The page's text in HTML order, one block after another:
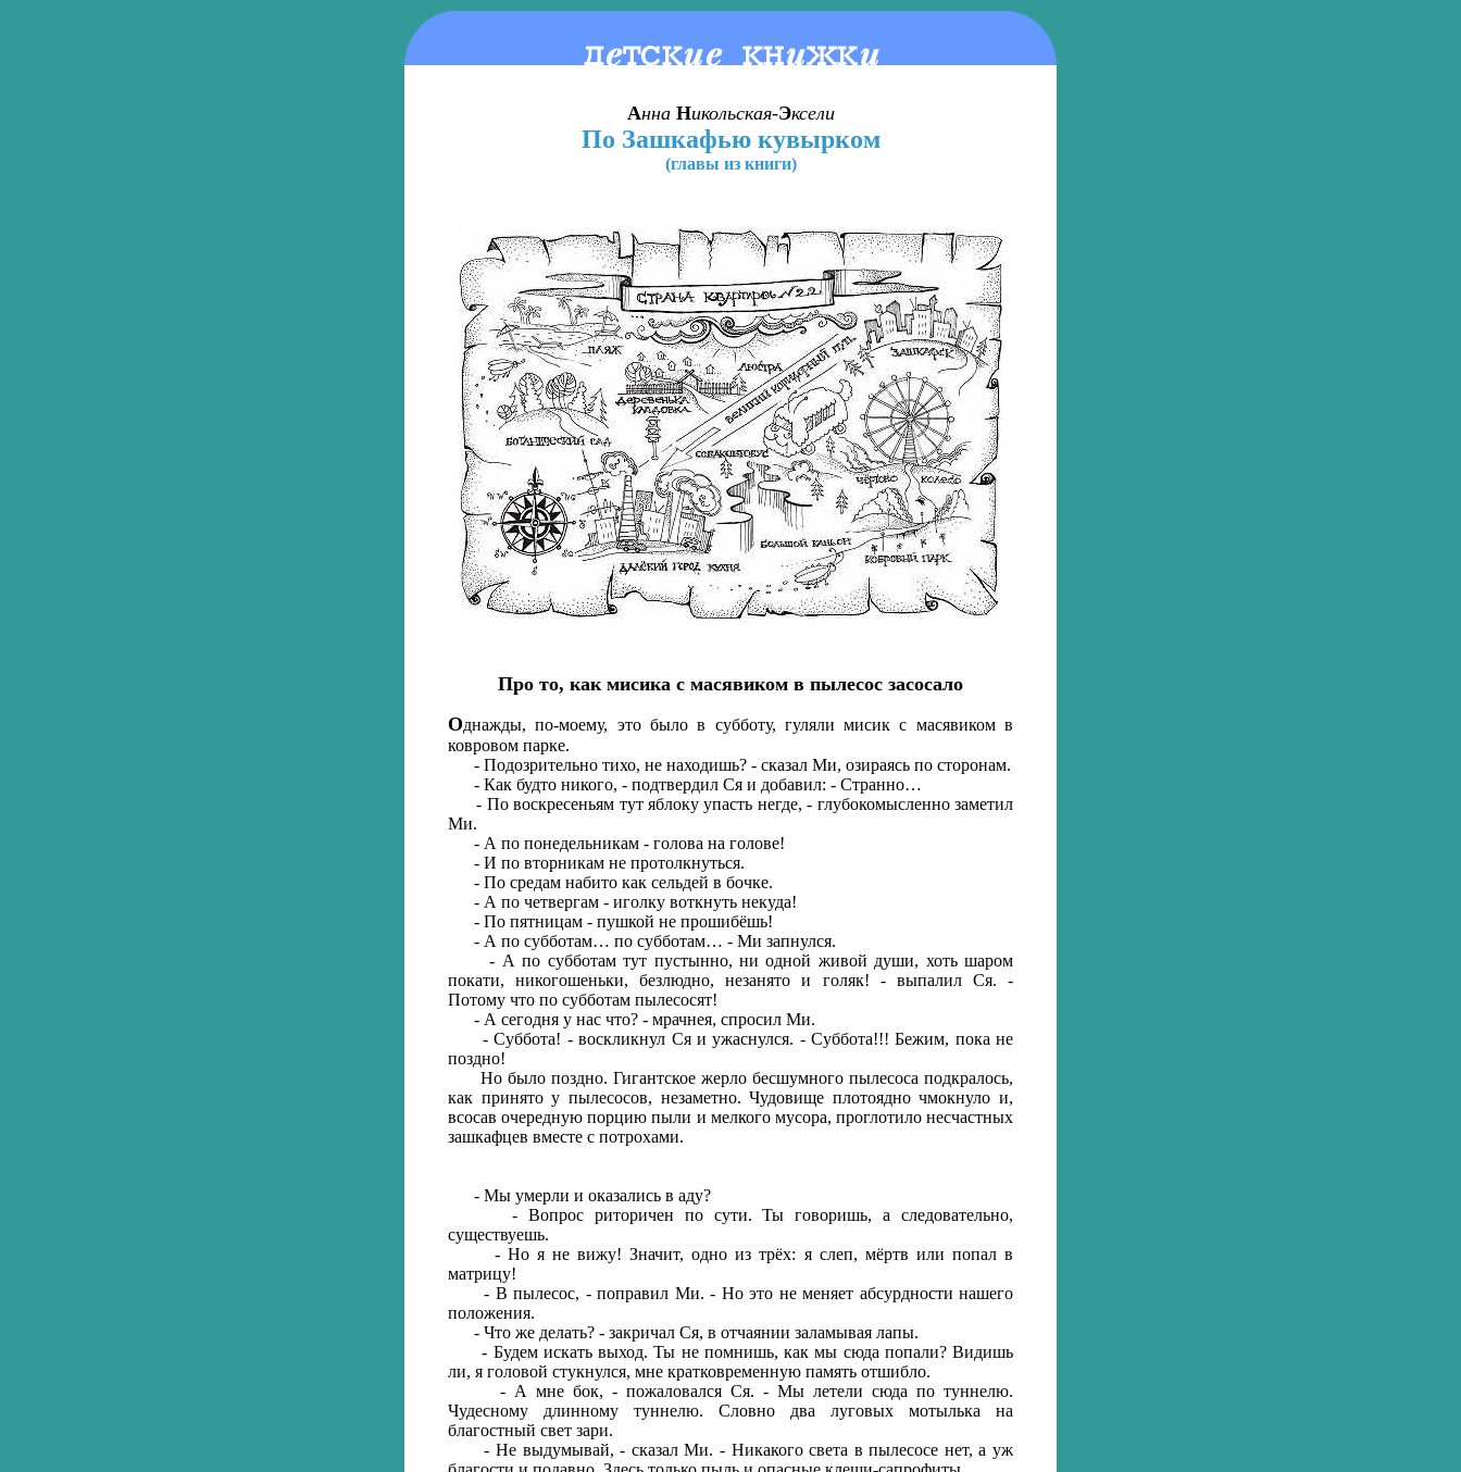
Анна Никольская-Эксели
По Зашкафью кувырком
(главы из книги)
Про то, как мисика с масявиком в пылесос засосало
Однажды, по-моему, это было в субботу, гуляли мисик с масявиком в
ковровом парке.
- Подозрительно тихо, не находишь? - сказал Ми, озираясь по сторонам.
- Как будто никого, - подтвердил Ся и добавил: - Странно…
- По воскресеньям тут яблоку упасть негде, - глубокомысленно заметил
Ми.
- А по понедельникам - голова на голове!
- И по вторникам не протолкнуться.
- По средам набито как сельдей в бочке.
- А по четвергам - иголку воткнуть некуда!
- По пятницам - пушкой не прошибёшь!
- А по субботам… по субботам… - Ми запнулся.
- А по субботам тут пустынно, ни одной живой души, хоть шаром
покати, никогошеньки, безлюдно, незанято и голяк! - выпалил Ся. -
Потому что по субботам пылесосят!
- А сегодня у нас что? - мрачнея, спросил Ми.
- Суббота! - воскликнул Ся и ужаснулся. - Суббота!!! Бежим, пока не
поздно!
Но было поздно. Гигантское жерло бесшумного пылесоса подкралось,
как принято у пылесосов, незаметно. Чудовище плотоядно чмокнуло и,
всосав очередную порцию пыли и мелкого мусора, проглотило несчастных
зашкафцев вместе с потрохами.
- Мы умерли и оказались в аду?
- Вопрос риторичен по сути. Ты говоришь, а следовательно,
существуешь.
- Но я не вижу! Значит, одно из трёх: я слеп, мёртв или попал в
матрицу!
- В пылесос, - поправил Ми. - Но это не меняет абсурдности нашего
положения.
- Что же делать? - закричал Ся, в отчаянии заламывая лапы.
- Будем искать выход. Ты не помнишь, как мы сюда попали? Видишь
ли, я головой стукнулся, мне кратковременную память отшибло.
- А мне бок, - пожаловался Ся. - Мы летели сюда по туннелю.
Чудесному длинному туннелю. Словно два луговых мотылька на
благостный свет зари.
- Не выдумывай, - сказал Ми. - Никакого света в пылесосе нет, а уж